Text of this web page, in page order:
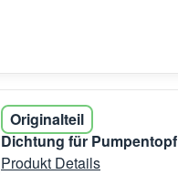
Originalteil
Dichtung für
Produkt Details